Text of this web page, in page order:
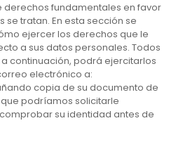
derechos fundamentales en favor
tratan. En esta sección se
ejercer los derechos que le
a sus datos personales. Todos
continuación, podrá ejercitarlos
electrónico a:
copia de su documento de
podríamos solicitarle
su identidad antes de